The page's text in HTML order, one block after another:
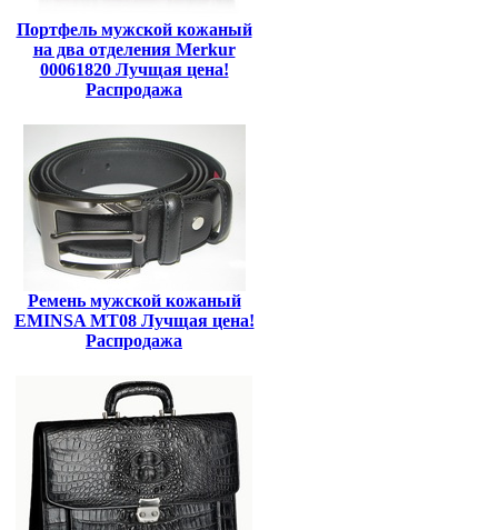
Портфель мужской кожаный
на два отделения Merkur
00061820 Лучщая цена!
Распродажа
Ремень мужской кожаный
EMINSA MT08 Лучщая цена!
Распродажа